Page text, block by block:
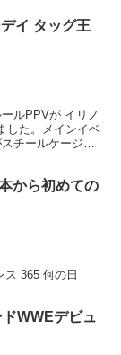
イ タッグ王
ルPPVが イリノ
した。メインイベ
チールケージマ
から初めての
ス 365 何の日
WWEデビュ